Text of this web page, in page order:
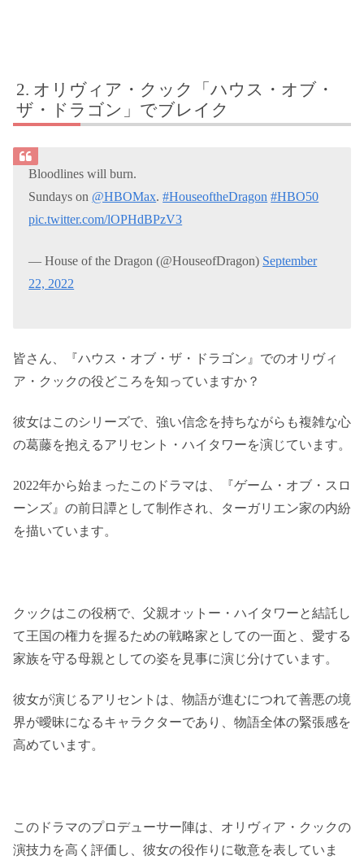
オリヴィア・クック「ハウス・オブ・
ザ・ドラゴン」でブレイク
Bloodlines will burn.
Sundays on @HBOMax.#HouseoftheDragon #HBO50
pic.twitter.com/lOPHdBPzV3
— House of the Dragon (@HouseofDragon) September
22, 2022
皆さん、『ハウス・オブ・ザ・ドラゴン』でのオリヴィ
ア・クックの役どころを知っていますか？
彼女はこのシリーズで、強い信念を持ちながらも複雑な心
の葛藤を抱えるアリセント・ハイタワーを演じています。
2022年から始まったこのドラマは、『ゲーム・オブ・スロ
ーンズ』の前日譚として制作され、ターガリエン家の内紛
を描いています。
クックはこの役柄で、父親オットー・ハイタワーと結託し
て王国の権力を握るための戦略家としての一面と、愛する
家族を守る母親としての姿を見事に演じ分けています。
彼女が演じるアリセントは、物語が進むにつれて善悪の境
界が曖昧になるキャラクターであり、物語全体の緊張感を
高めています。
このドラマのプロデューサー陣は、オリヴィア・クックの
演技力を高く評価し、彼女の役作りに敬意を表していま